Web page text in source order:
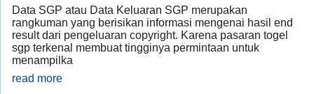
Data SGP atau Data Keluaran SGP merupakan
rangkuman yang berisikan informasi mengenai hasil end
result dari pengeluaran copyright. Karena pasaran togel
sgp terkenal membuat tingginya permintaan untuk
menampilka
read more